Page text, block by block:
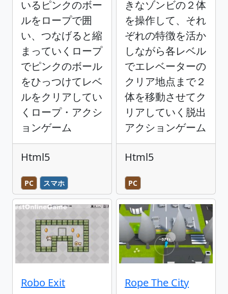
いるピンクのボー
ルをロープで囲
い、つなげると縮
まっていくロープ
でピンクのボール
をひっつけてレベ
ルをクリアしてい
くロープ・アクシ
ョンゲーム
Html5
PC スマホ
きなゾンビの２体
を操作して、それ
ぞれの特徴を活か
しながら各レベル
でエレベーターの
クリア地点まで２
体を移動させてク
リアしていく脱出
アクションゲーム
Html5
PC
Robo Exit
Rope The City